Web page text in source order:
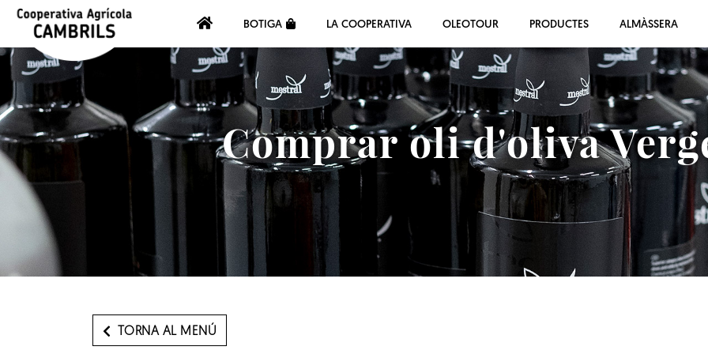
BOTIGA LA COOPERATIVA OLEOTOUR PRODUCTES ALMÀSSERA
Comprar oli d'oliva
TORNA AL MENÚ